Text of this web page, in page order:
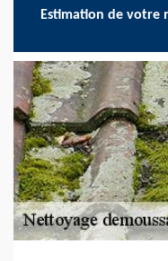
Estimation de